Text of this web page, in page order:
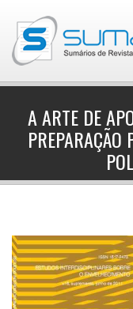
A ARTE DE
PREPARAÇÃO